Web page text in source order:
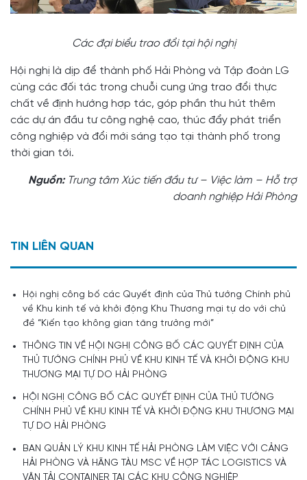
Các đại biểu trao đổi tại hội nghị
Hội nghị là dịp để thành phố Hải Phòng và Tập đoàn LG
cùng các đối tác trong chuỗi cung ứng trao đổi thực
chất về định hướng hợp tác, góp phần thu hút thêm
các dự án đầu tư công nghệ cao, thúc đẩy phát triển
công nghiệp và đổi mới sáng tạo tại thành phố trong
thời gian tới.
Nguồn:Trung tâm Xúc tiến đầu tư – Việc làm – Hỗ trợ
doanh nghiệp Hải Phòng
TIN LIÊN QUAN
Hội nghị công bố các Quyết định của Thủ tướng Chính phủ
về Khu kinh tế và khởi động Khu Thương mại tự do với chủ
đề “Kiến tạo không gian tăng trưởng mới”
THÔNG TIN VỀ HỘI NGHỊ CÔNG BỐ CÁC QUYẾT ĐỊNH CỦA
THỦ TƯỚNG CHÍNH PHỦ VỀ KHU KINH TẾ VÀ KHỞI ĐỘNG KHU
THƯƠNG MẠI TỰ DO HẢI PHÒNG
HỘI NGHỊ CÔNG BỐ CÁC QUYẾT ĐỊNH CỦA THỦ TƯỚNG
CHÍNH PHỦ VỀ KHU KINH TẾ VÀ KHỞI ĐỘNG KHU THƯƠNG MẠI
TỰ DO HẢI PHÒNG
BAN QUẢN LÝ KHU KINH TẾ HẢI PHÒNG LÀM VIỆC VỚI CẢNG
HẢI PHÒNG VÀ HÃNG TÀU MSC VỀ HỢP TÁC LOGISTICS VÀ
VẬN TẢI CONTAINER TẠI CÁC KHU CÔNG NGHIỆP